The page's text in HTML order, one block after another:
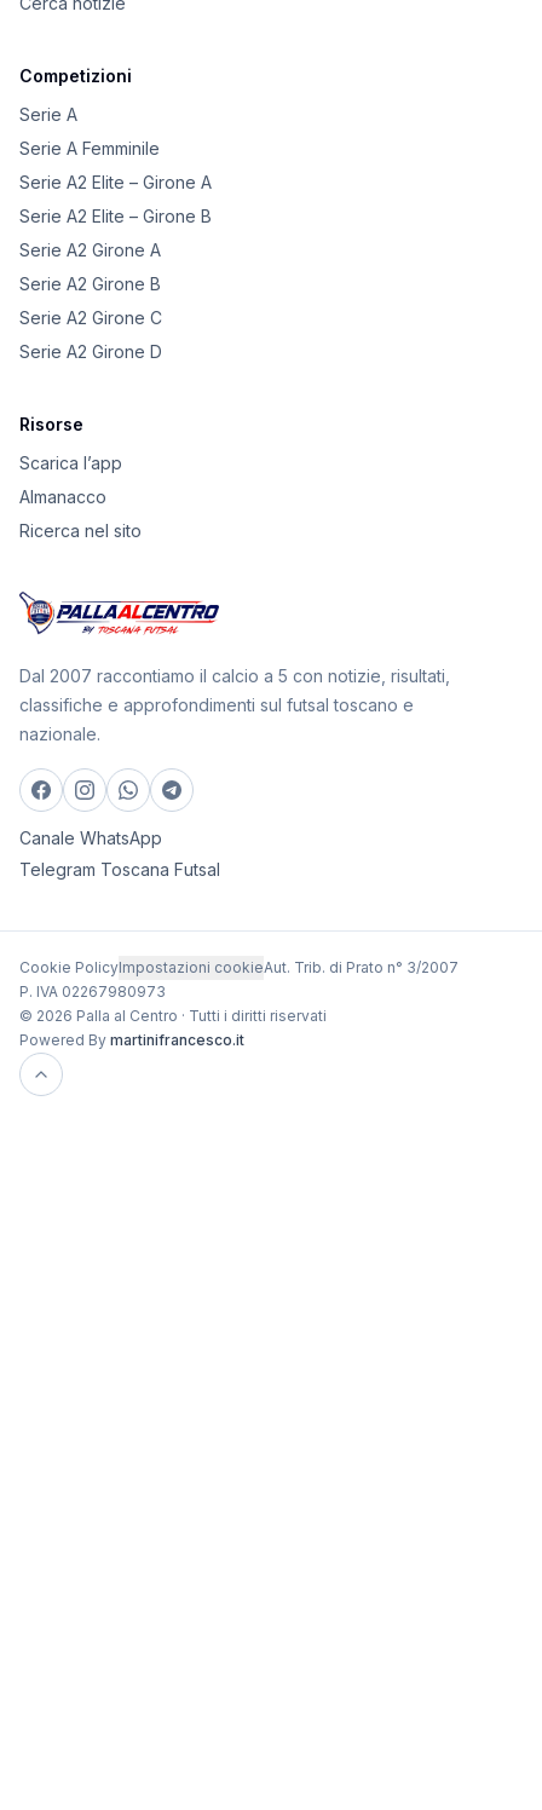
Competizioni
Serie A
Serie A Femminile
Serie A2 Elite – Girone A
Serie A2 Elite – Girone B
Serie A2 Girone A
Serie A2 Girone B
Serie A2 Girone C
Serie A2 Girone D
Risorse
Scarica l’app
Almanacco
Ricerca nel sito
Dal 2007 raccontiamo il calcio a 5 con notizie, risultati,
classifiche e approfondimenti sul futsal toscano e
nazionale.
Canale WhatsApp
Telegram Toscana Futsal
Cookie PolicyImpostazioni cookieAut. Trib. di Prato n° 3/2007
P. IVA 02267980973
© 2026 Palla al Centro · Tutti i diritti riservati
Powered By martinifrancesco.it